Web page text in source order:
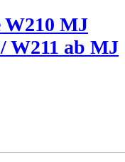
W210 MJ
W211 ab MJ